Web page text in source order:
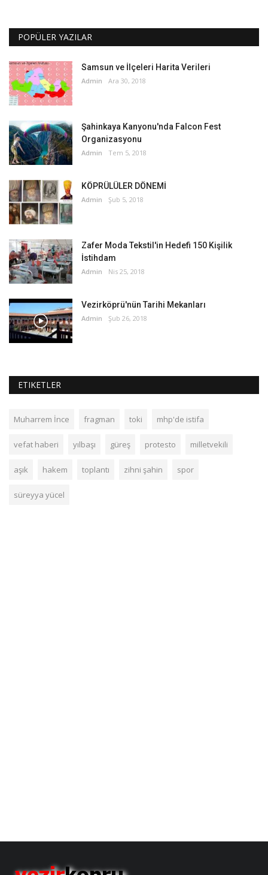
POPÜLER YAZILAR
Samsun ve İlçeleri Harita Verileri
Admin Ara 30, 2018
Şahinkaya Kanyonu'nda Falcon Fest
Organizasyonu
Admin Tem 5, 2018
KÖPRÜLÜLER DÖNEMİ
Admin Şub 5, 2018
Zafer Moda Tekstil'in Hedefi 150 Kişilik
İstihdam
Admin Nis 25, 2018
Vezirköprü'nün Tarihi Mekanları
Admin Şub 26, 2018
ETIKETLER
Muharrem İnce fragman toki mhp'de istifa
vefat haberi yılbaşı güreş protesto milletvekili
aşık hakem toplantı zihni şahin spor
süreyya yücel